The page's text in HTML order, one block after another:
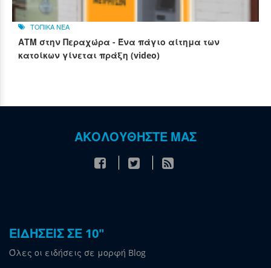
ΤΟΠΙΚΑ ΝΕΑ
ΑΤΜ στην Περαχώρα - Ένα πάγιο αίτημα των
κατοίκων γίνεται πράξη (video)
ΑΚΟΛΟΥΘΗΣΤΕ ΜΑΣ
ΕΙΔΗΣΕΙΣ ΣΕ 10"
Όλες οι ειδήσεις σε μορφή Blog